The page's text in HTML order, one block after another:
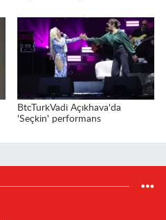
BtcTurkVadi Açıkhava'da
'Seçkin' performans